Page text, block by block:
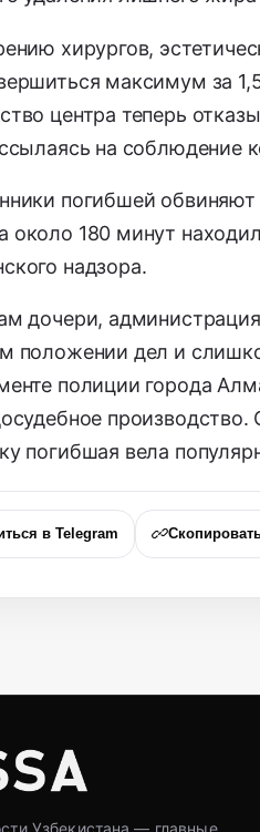
хирургов,
максимум за
центра теперь
на соблюдение
погибшей
около 180 минут
надзора.
дочери,
положении дел и
полиции города
погибшая вела
в Telegram
Узбекистана — главные